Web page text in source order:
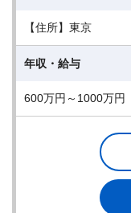
【住所】東京
年収・給与
600万円～1000万円